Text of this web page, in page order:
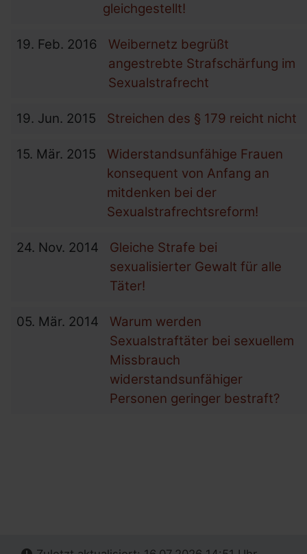
gleichgestellt!
19. Feb. 2016
Weibernetz begrüßt
angestrebte Strafschärfung im
Sexualstrafrecht
19. Jun. 2015 Streichen des § 179 reicht nicht
15. Mär. 2015
Widerstandsunfähige Frauen
konsequent von Anfang an
mitdenken bei der
Sexualstrafrechtsreform!
24. Nov. 2014
Gleiche Strafe bei
sexualisierter Gewalt für alle
Täter!
05. Mär. 2014
Warum werden
Sexualstraftäter bei sexuellem
Missbrauch
widerstandsunfähiger
Personen geringer bestraft?